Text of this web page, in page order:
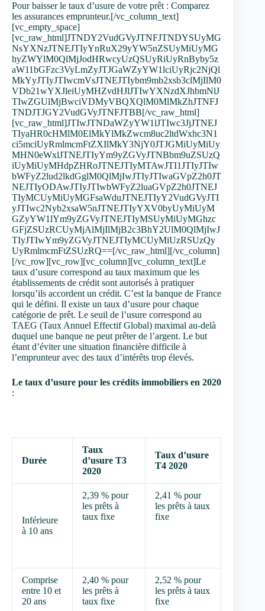
Pour baisser le taux d’usure de votre prêt : Comparez
les assurances emprunteur.[/vc_column_text]
[vc_empty_space]
[vc_raw_html]JTNDY2VudGVyJTNFJTNDYSUyMG
NsYXNzJTNEJTIyYnRuX29yYW5nZSUyMiUyMG
hyZWYlM0QlMjJodHRwcyUzQSUyRiUyRnByby5z
aW11bGFzc3VyLmZyJTJGaWZyYW1lciUyRjc2NjQl
MkYyJTIyJTIwcmVsJTNEJTIybm9mb2xsb3clMjIlM0
VDb21wYXJleiUyMHZvdHJlJTIwYXNzdXJhbmNlJ
TIwZGUlMjBwciVDMyVBQXQlM0MlMkZhJTNFJ
TNDJTJGY2VudGVyJTNFJTBB[/vc_raw_html]
[vc_raw_html]JTIwJTNDaWZyYW1lJTIwc3JjJTNEJ
TIyaHR0cHMlM0ElMkYlMkZwcm8uc2ltdWxhc3N1
ci5mciUyRmlmcmFtZXIlMkY3NjY0JTJGMiUyMiUy
MHN0eWxlJTNEJTIyYm9yZGVyJTNBbm9uZSUzQ
iUyMiUyMHdpZHRoJTNEJTIyMTAwJTI1JTIyJTIw
bWFyZ2lud2lkdGglM0QlMjIwJTIyJTIwaGVpZ2h0JT
NEJTIyODAwJTIyJTIwbWFyZ2luaGVpZ2h0JTNEJ
TIyMCUyMiUyMGFsaWduJTNEJTIyY2VudGVyJTI
yJTIwc2Nyb2xsaW5nJTNEJTIyYXV0byUyMiUyM
GZyYW1lYm9yZGVyJTNEJTIyMSUyMiUyMGhzc
GFjZSUzRCUyMjAlMjIlMjB2c3BhY2UlM0QlMjIwJ
TIyJTIwYm9yZGVyJTNEJTIyMCUyMiUzRSUzQy
UyRmlmcmFtZSUzRQ==[/vc_raw_html][/vc_column]
[/vc_row][vc_row][vc_column][vc_column_text]Le
taux d’usure correspond au taux maximum que les
établissements de crédit sont autorisés à pratiquer
lorsqu’ils accordent un crédit. C’est la banque de France
qui le défini. Il existe un taux d’usure pour chaque
catégorie de prêt. Le seuil de l’usure correspond au
TAEG (Taux Annuel Effectif Global) maximal au-delà
duquel une banque ne peut prêter de l’argent. Le but
étant d’éviter une situation financière difficile à
l’emprunteur avec des taux d’intérêts trop élevés.
Le taux d’usure pour les crédits immobiliers en 2020
:
Durée
Taux
d’usure T3
2020
Taux d’usure
T4 2020
Inférieure
à 10 ans
2,39 % pour
les prêts à
taux fixe
2,41 % pour
les prêts à taux
fixe
Comprise
entre 10 et
20 ans
2,40 % pour
les prêts à
taux fixe
2,52 % pour
les prêts à taux
fixe